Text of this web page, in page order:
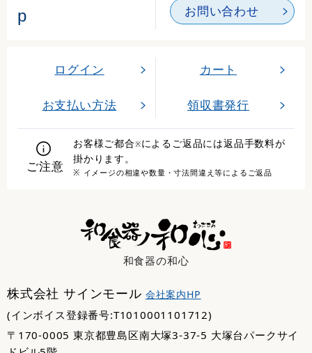
p
お問い合わせ
ログイン カート
お支払い方法 領収書発行
ご注意
お客様ご都合※によるご返品には返品手数料が
掛かります。
※ イメージの相違や数量・寸法間違え等によるご返品
和食器の和心
株式会社 サインモール 会社案内HP
(インボイス登録番号:T1010001101712)
〒170-0005 東京都豊島区南大塚3-37-5 大塚台パークサイ